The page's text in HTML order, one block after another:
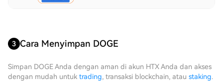
3 Cara Menyimpan DOGE
Simpan DOGE Anda dengan aman di akun HTX Anda dan akses
dengan mudah untuk trading, transaksi blockchain, atau staking.